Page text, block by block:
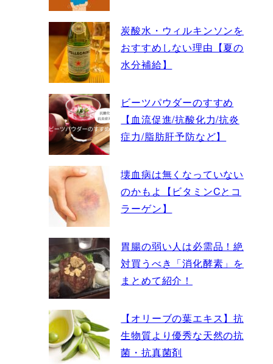
炭酸水・ウィルキンソンを
おすすめしない理由【夏の
水分補給】
ビーツパウダーのすすめ
【血流促進/抗酸化力/抗炎
症力/脂肪肝予防など】
壊血病は無くなっていない
のかもよ【ビタミンCとコ
ラーゲン】
胃腸の弱い人は必需品！絶
対買うべき「消化酵素」を
まとめて紹介！
【オリーブの葉エキス】抗
生物質より優秀な天然の抗
菌・抗真菌剤